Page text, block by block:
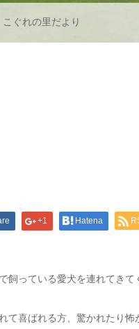
こぐれの里だより
+1 Hatena
飼っている愛犬を連れてきて
て喜ばれる方、驚かれたり